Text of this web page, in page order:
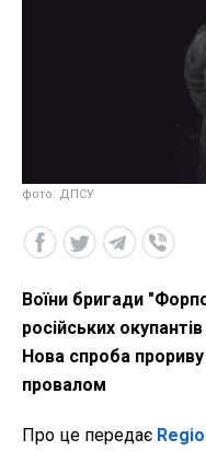
фото: ДПСУ
Воїни бригади
російських
Нова спроба
провалом
Про це передає